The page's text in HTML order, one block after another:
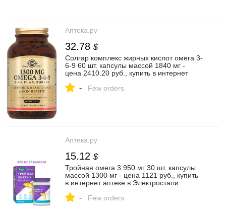
Аптека.ру
32.78 $
Солгар комплекс жирных кислот омега 3-
6-9 60 шт. капсулы массой 1840 мг -
цена 2410.20 руб., купить в интернет
комплекс жирных кислот омега 3-6-9 60
- Few orders
Аптека.ру
15.12 $
Тройная омега 3 950 мг 30 шт. капсулы
массой 1300 мг - цена 1121 руб., купить
в интернет аптеке в Электростали
массой 1300 мг, инструкция по
- Few orders